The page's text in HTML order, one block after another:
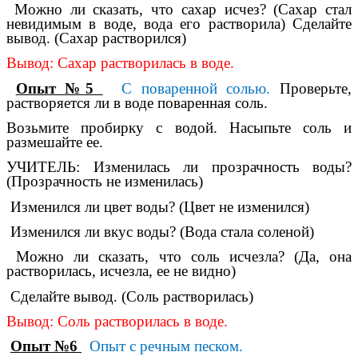
Можно ли сказать, что сахар исчез? (Сахар стал
невидимым в воде, вода его растворила) Сделайте
вывод. (Сахар растворился)
Вывод: Сахар растворилась в воде.
Опыт №5
С поваренной солью. Проверьте,
растворяется ли в воде поваренная соль.
Возьмите пробирку с водой. Насыпьте соль и
размешайте ее.
УЧИТЕЛЬ: Изменилась ли прозрачность воды?
(Прозрачность не изменилась)
Изменился ли цвет воды? (Цвет не изменился)
Изменился ли вкус воды? (Вода стала соленой)
Можно ли сказать, что соль исчезла? (Да, она
растворилась, исчезла, ее не видно)
Сделайте вывод. (Соль растворилась)
Вывод: Соль растворилась в воде.
Опыт №6
Опыт с речным песком.